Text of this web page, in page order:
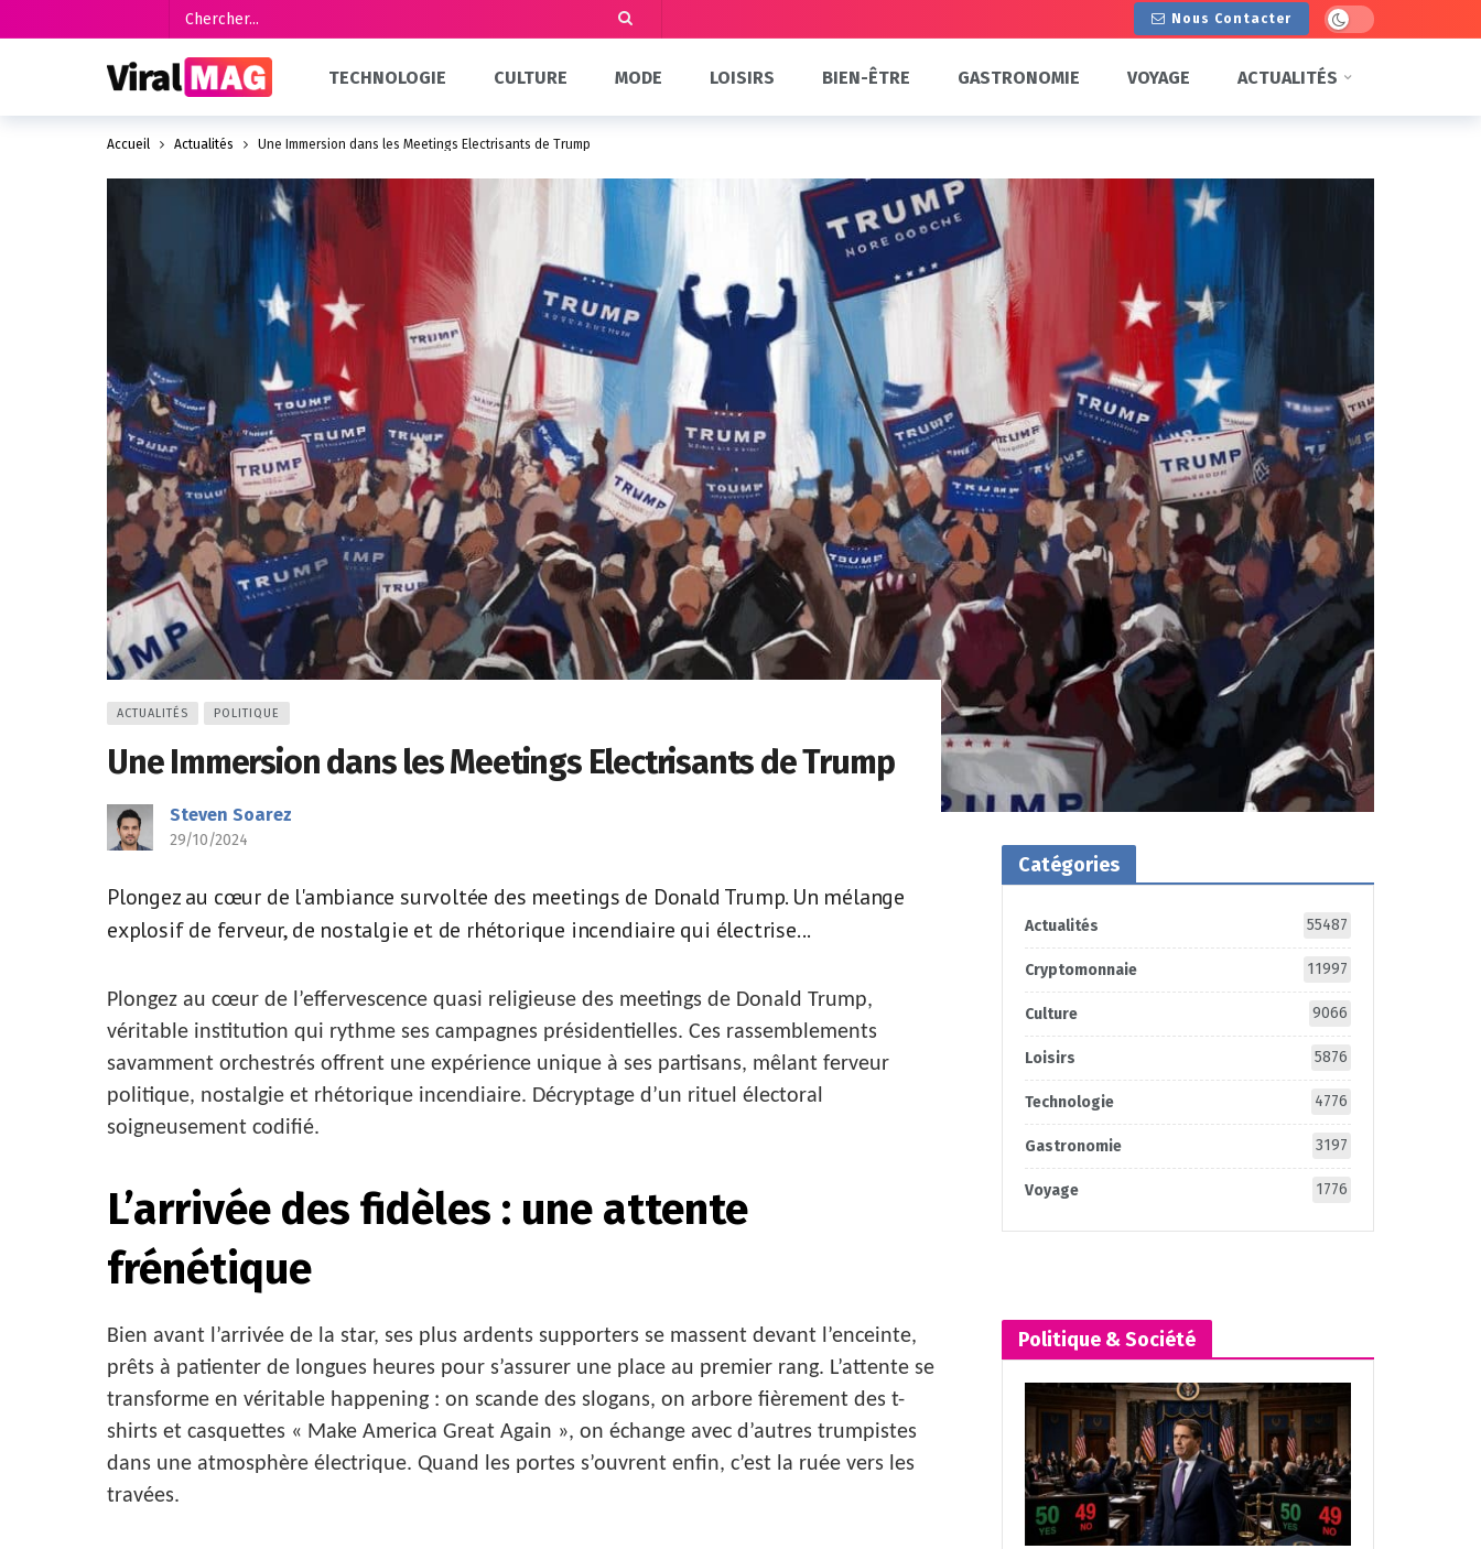
Nous Contacter Dark mode
TECHNOLOGIE CULTURE MODE LOISIRS BIEN-ÊTRE GASTRONOMIE VOYAGE ACTUALITÉS
Accueil Actualités Une Immersion dans les Meetings Electrisants de Trump
ACTUALITÉS POLITIQUE
Une Immersion dans les Meetings Electrisants de Trump
Steven Soarez
29/10/2024
Plongez au cœur de l'ambiance survoltée des meetings de Donald Trump. Un mélange
explosif de ferveur, de nostalgie et de rhétorique incendiaire qui électrise...
Plongez au cœur de l’effervescence quasi religieuse des meetings de Donald Trump,
véritable institution qui rythme ses campagnes présidentielles. Ces rassemblements
savamment orchestrés offrent une expérience unique à ses partisans, mêlant ferveur
politique, nostalgie et rhétorique incendiaire. Décryptage d’un rituel électoral
soigneusement codifié.
L’arrivée des fidèles : une attente
frénétique
Bien avant l’arrivée de la star, ses plus ardents supporters se massent devant l’enceinte,
prêts à patienter de longues heures pour s’assurer une place au premier rang. L’attente se
transforme en véritable happening : on scande des slogans, on arbore fièrement des t-
shirts et casquettes « Make America Great Again », on échange avec d’autres trumpistes
dans une atmosphère électrique. Quand les portes s’ouvrent enfin, c’est la ruée vers les
travées.
Catégories
Actualités 55487
Cryptomonnaie 11997
Culture 9066
Loisirs 5876
Technologie 4776
Gastronomie 3197
Voyage 1776
Politique & Société